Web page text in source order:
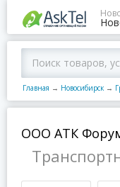
Главная → Новосибирск →
ООО АТК